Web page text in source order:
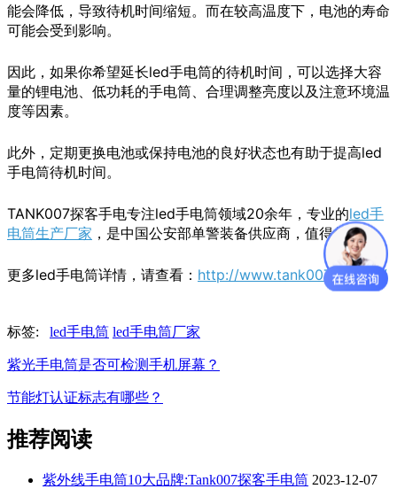
能会降低，导致待机时间缩短。而在较高温度下，电池的寿命
可能会受到影响。
因此，如果你希望延长led手电筒的待机时间，可以选择大容
量的锂电池、低功耗的手电筒、合理调整亮度以及注意环境温
度等因素。
此外，定期更换电池或保持电池的良好状态也有助于提高led
手电筒待机时间。
TANK007探客手电专注led手电筒领域20余年，专业的led手
电筒生产厂家 ，是中国公安部单警装备供应商，值得信赖。
更多led手电筒详情，请查看： http://www.tank007.com.cn/
标签: led手电筒 led手电筒厂家
紫光手电筒是否可检测手机屏幕？
节能灯认证标志有哪些？
推荐阅读
紫外线手电筒10大品牌:Tank007探客手电筒 2023-12-07